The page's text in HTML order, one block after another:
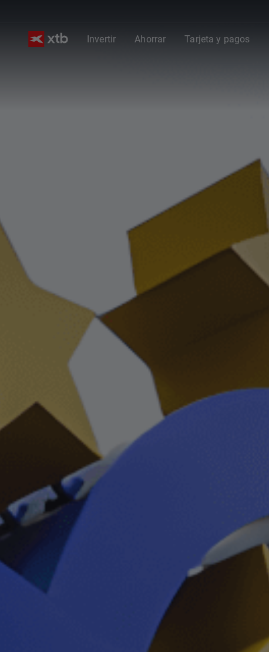
Invertir Ahorrar Tarjeta y pagos